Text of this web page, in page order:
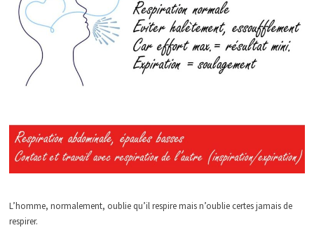
L’homme, normalement, oublie qu’il respire mais n’oublie certes jamais de
respirer.